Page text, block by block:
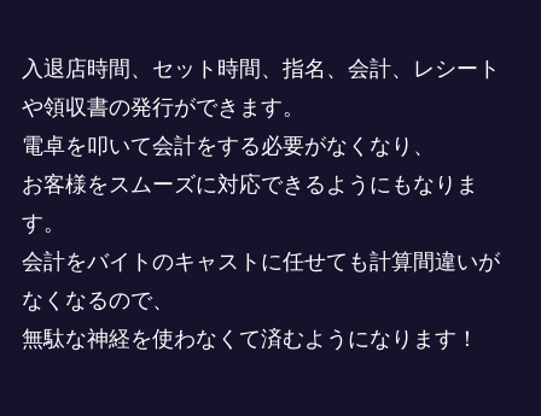
入退店時間、セット時間、指名、会計、レシート
や領収書の発行ができます。
電卓を叩いて会計をする必要がなくなり、
お客様をスムーズに対応できるようにもなりま
す。
会計をバイトのキャストに任せても計算間違いが
なくなるので、
無駄な神経を使わなくて済むようになります！